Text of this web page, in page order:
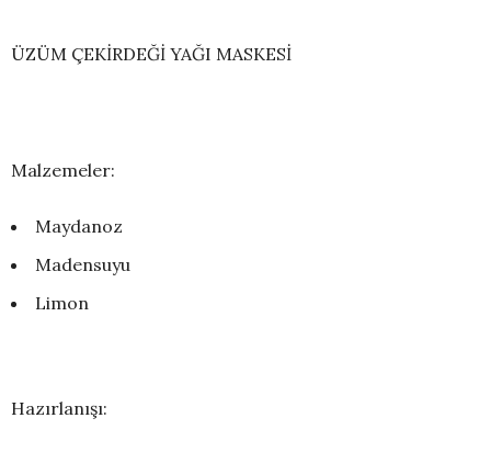
ÜZÜM ÇEKİRDEĞİ YAĞI MASKESİ
Malzemeler:
Maydanoz
Madensuyu
Limon
Hazırlanışı: